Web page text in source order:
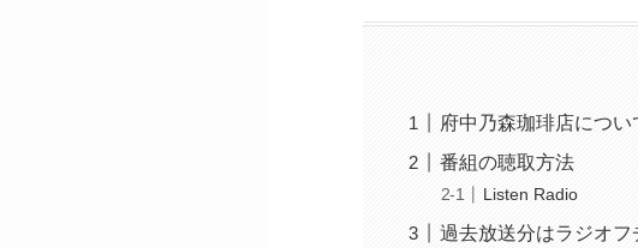
府中乃森珈琲店につい
番組の聴取方法
Listen Radio
過去放送分はラジオフ